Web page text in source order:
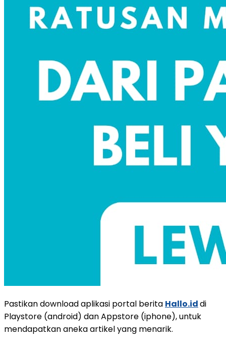
Pastikan download aplikasi portal berita Hallo.iddi
Playstore (android) dan Appstore (iphone), untuk
mendapatkan aneka artikel yang menarik.